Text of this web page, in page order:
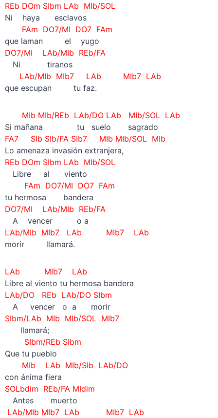
REb DOm SIbm LAb MIb/SOL
Ni haya esclavos
FAm DO7/MI DO7 FAm
que laman el yugo
DO7/MI LAb/MIb REb/FA
Ni tiranos
LAb/MIb MIb7 LAb MIb7 LAb
que escupan tu faz.
MIb MIb/REb LAb/DO LAb MIb/SOL LAb
Si mañana tu suelo sagrado
FA7 SIb SIb/FA SIb7 MIb MIb/SOL MIb
Lo amenaza invasión extranjera,
REb DOm SIbm LAb MIb/SOL
Libre al viento
FAm DO7/MI DO7 FAm
tu hermosa bandera
DO7/MI LAb/MIb REb/FA
A vencer o a
LAb/MIb MIb7 LAb MIb7 LAb
morir llamará.
LAb MIb7 LAb
Libre al viento tu hermosa bandera
LAb/DO REb LAb/DO SIbm
A vencer o a morir
SIbm/LAb MIb MIb/SOL MIb7
llamará;
SIbm/REb SIbm
Que tu pueblo
MIb LAb MIb/SIb LAb/DO
con ánima fiera
SOLbdim REb/FA MIdim
Antes muerto
LAb/MIb MIb7 LAb MIb7 LAb